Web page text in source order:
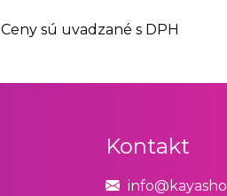
Ceny sú uvadzané s DPH
Kontakt